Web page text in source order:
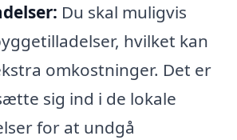
Du skal muligvis
hvilket kan
omkostninger. Det er
sig ind i de lokale
for at undgå